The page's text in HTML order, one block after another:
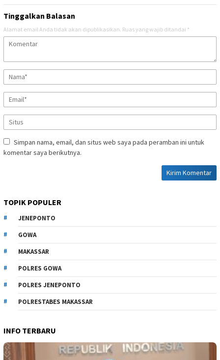
Tinggalkan Balasan
Alamat email Anda tidak akan dipublikasikan. Ruas yang wajib ditandai *
Simpan nama, email, dan situs web saya pada peramban ini untuk
komentar saya berikutnya.
TOPIK POPULER
JENEPONTO
GOWA
MAKASSAR
POLRES GOWA
POLRES JENEPONTO
POLRESTABES MAKASSAR
INFO TERBARU